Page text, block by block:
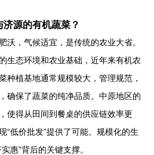
源的有机蔬菜？
沃，气候适宜，是传统的农业大省。
生态环境和农业基础，近年来有机农
种植基地通常规模较大，管理规范，
确保了蔬菜的纯净品质。中原地区的
使得从田间到餐桌的供应链效率更
“低价批发”提供了可能。规模化的生
惠”背后的关键支撑。